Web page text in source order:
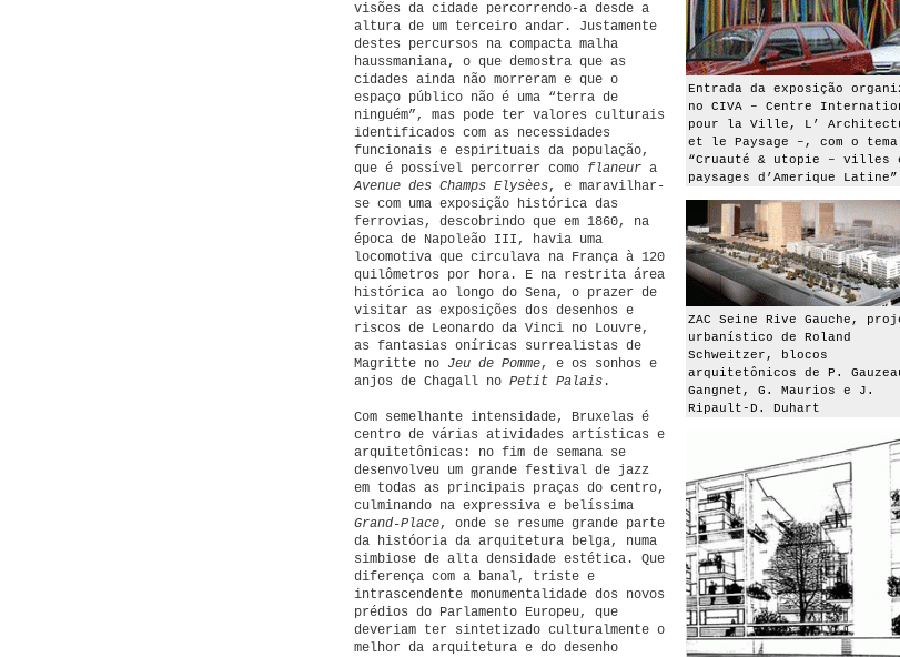
visões da cidade percorrendo-a desde a
altura de um terceiro andar. Justamente
destes percursos na compacta malha
haussmaniana, o que demostra que as
cidades ainda não morreram e que o
espaço público não é uma “terra de
ninguém”, mas pode ter valores culturais
identificados com as necessidades
funcionais e espirituais da população,
que é possível percorrer como flaneur a
Avenue des Champs Elysèes, e maravilhar-
se com uma exposição histórica das
ferrovias, descobrindo que em 1860, na
época de Napoleão III, havia uma
locomotiva que circulava na França à 120
quilômetros por hora. E na restrita área
histórica ao longo do Sena, o prazer de
visitar as exposições dos desenhos e
riscos de Leonardo da Vinci no Louvre,
as fantasias oníricas surrealistas de
Magritte no Jeu de Pomme, e os sonhos e
anjos de Chagall no Petit Palais .
Com semelhante intensidade, Bruxelas é
centro de várias atividades artísticas e
arquitetônicas: no fim de semana se
desenvolveu um grande festival de jazz
em todas as principais praças do centro,
culminando na expressiva e belíssima
Grand-Place, onde se resume grande parte
da históoria da arquitetura belga, numa
simbiose de alta densidade estética. Que
diferença com a banal, triste e
intrascendente monumentalidade dos novos
prédios do Parlamento Europeu, que
deveriam ter sintetizado culturalmente o
melhor da arquitetura e do desenho
Entrada da exposição
no CIVA – Centre
pour la Ville, L’
et le Paysage –, com o tema
“Cruauté & utopie – villes
paysages d’Amerique Latine”
ZAC Seine Rive Gauche,
urbanístico de Roland
Schweitzer, blocos
arquitetônicos de P.
Gangnet, G. Maurios e J.
Ripault-D. Duhart